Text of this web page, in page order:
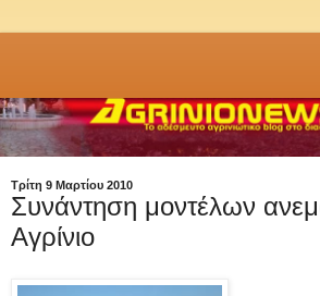
Τρίτη 9 Μαρτίου 2010
Συνάντηση μοντέλων
Αγρίνιο